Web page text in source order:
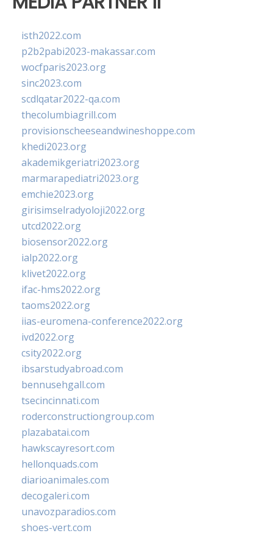
isth2022.com
p2b2pabi2023-makassar.com
wocfparis2023.org
sinc2023.com
scdlqatar2022-qa.com
thecolumbiagrill.com
provisionscheeseandwineshoppe.com
khedi2023.org
akademikgeriatri2023.org
marmarapediatri2023.org
emchie2023.org
girisimselradyoloji2022.org
utcd2022.org
biosensor2022.org
ialp2022.org
klivet2022.org
ifac-hms2022.org
taoms2022.org
iias-euromena-conference2022.org
ivd2022.org
csity2022.org
ibsarstudyabroad.com
bennusehgall.com
tsecincinnati.com
roderconstructiongroup.com
plazabatai.com
hawkscayresort.com
hellonquads.com
diarioanimales.com
decogaleri.com
unavozparadios.com
shoes-vert.com